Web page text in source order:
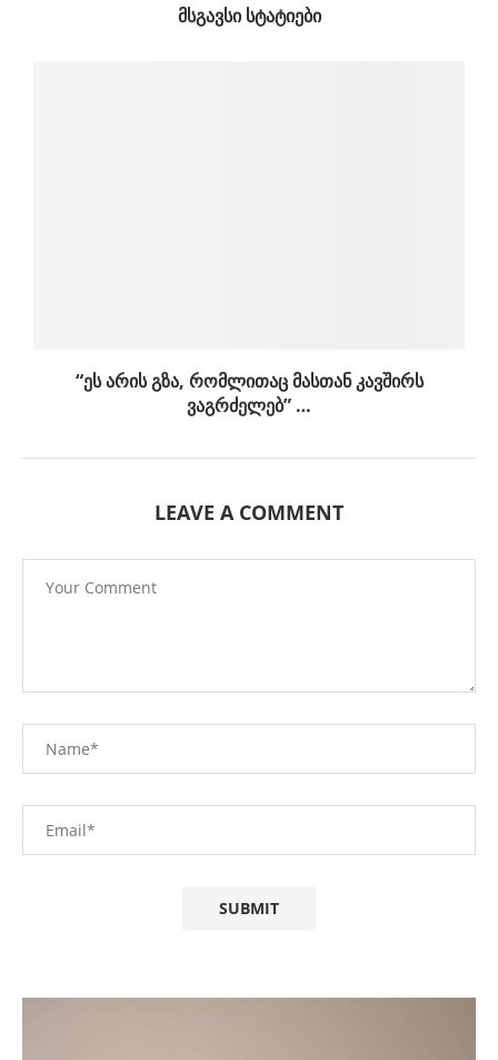
ᲛᲡᲒᲐᲕᲡᲘ ᲡᲢᲐᲢᲘᲔᲑᲘ
“ეს არის გზა, რომლითაც მასთან კავშირს
ვაგრძელებ” …
LEAVE A COMMENT